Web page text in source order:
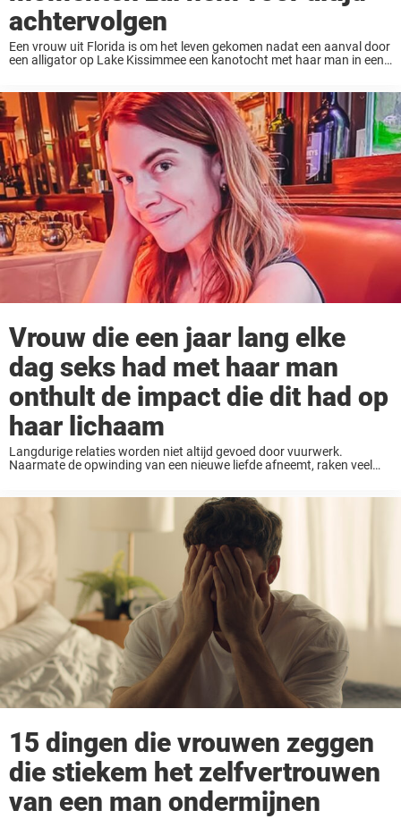
achtervolgen
Een vrouw uit Florida is om het leven gekomen nadat een aanval door
een alligator op Lake Kissimmee een kanotocht met haar man in een
Vrouw die een jaar lang elke
dag seks had met haar man
onthult de impact die dit had op
haar lichaam
Langdurige relaties worden niet altijd gevoed door vuurwerk.
Naarmate de opwinding van een nieuwe liefde afneemt, raken veel
15 dingen die vrouwen zeggen
die stiekem het zelfvertrouwen
van een man ondermijnen